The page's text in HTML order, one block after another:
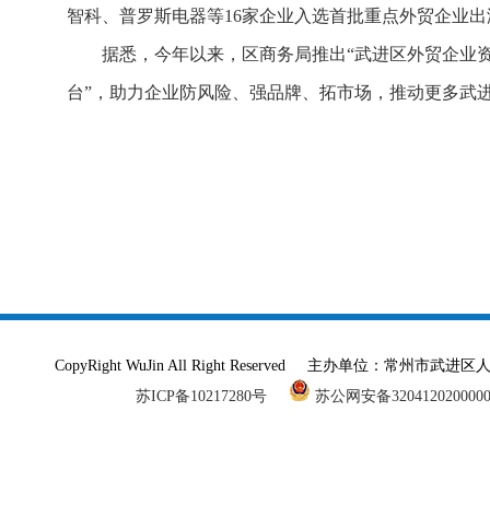
智科、普罗斯电器等16家企业入选首批重点外贸企业
据悉，今年以来，区商务局推出“武进区外贸企业
台”，助力企业防风险、强品牌、拓市场，推动更多武
CopyRight WuJin All Right Reserved 主办单位：常州市武进
苏ICP备10217280号
苏公网安备